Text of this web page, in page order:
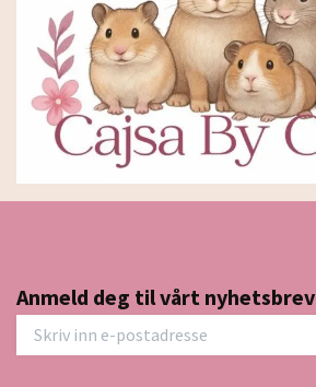
Anmeld deg til vårt nyhetsbrev